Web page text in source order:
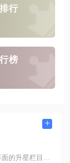
行
榜
+